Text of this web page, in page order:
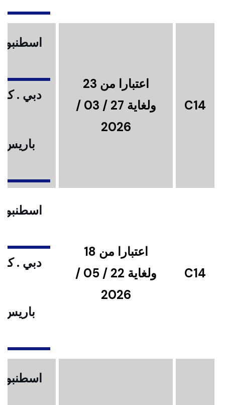
C14
اعتبارا من 23
ولغاية 27 / 03 /
2026
دبي .
باريس
C14
اعتبارا من 18
ولغاية 22 / 05 /
2026
دبي .
باريس